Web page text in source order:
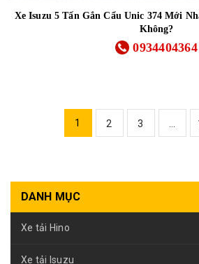
Xe Isuzu 5 Tấn Gắn Cẩu Unic 374 Mới
Không?
0934404364
1 2 3 ...
DANH MỤC
Xe tải Hino
Xe tải Isuzu